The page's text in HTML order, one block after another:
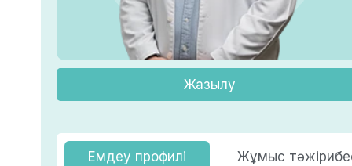
Жазылу
Емдеу профилі Жұмыс